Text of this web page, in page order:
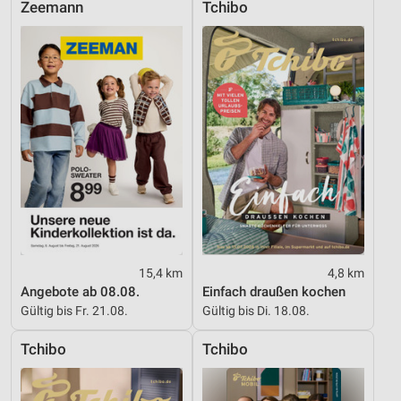
Zeemann
15,4 km
Angebote ab 08.08.
Gültig bis Fr. 21.08.
Tchibo
4,8 km
Einfach draußen kochen
Gültig bis Di. 18.08.
Tchibo Tchibo
Informationen identifizieren
Nicht-IAB-Verarbeitungszwecke:
Notwendig
Performance
Funktional
Werbung